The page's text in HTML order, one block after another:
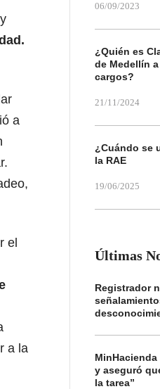
a
el
a la
06/09/2023
¿Quién es
de Medellín
cargos?
21/11/2024
¿Cuándo se
la RAE
19/06/2025
Últimas
Registrador
y aseguró
la tarea”